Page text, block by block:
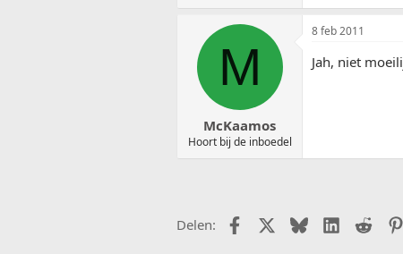
M
McKaamos
Hoort bij de inboedel
8 feb 2011
Jah, niet
Delen: FacebookX (Twitter)
BlueskyLinkedIn
Reddit